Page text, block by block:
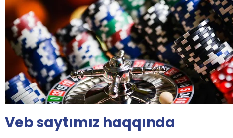
Veb saytımız haqqında